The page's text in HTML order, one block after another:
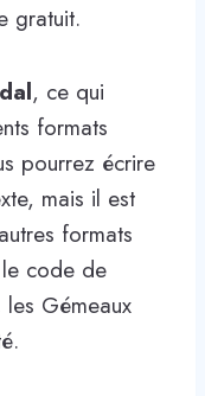
gratuit.
, ce qui
formats
pourrez écrire
mais il est
formats
le code de
Gémeaux